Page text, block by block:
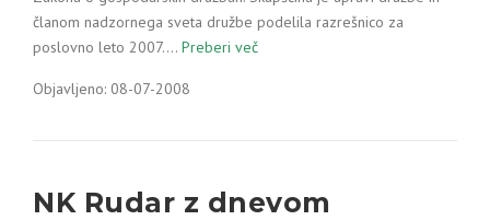
članom nadzornega sveta družbe podelila razrešnico za
poslovno leto 2007.… Preberi več
Objavljeno: 08-07-2008
NK Rudar z dnevom